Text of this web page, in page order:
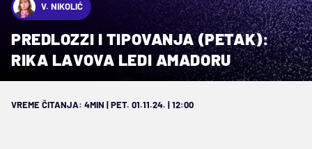
V. NIKOLIĆ
PREDLOZZI I TIPOVANJA (PETAK):
RIKA LAVOVA LEDI AMADORU
VREME ČITANJA: 4MIN | PET. 01.11.24. | 12:00